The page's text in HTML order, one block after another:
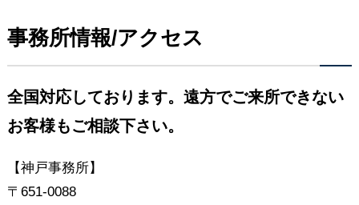
事務所情報/アクセス
全国対応しております。遠方でご来所できない
お客様もご相談下さい。
【神戸事務所】
〒651-0088